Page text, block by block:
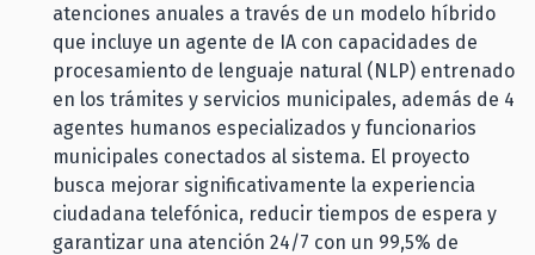
atenciones anuales a través de un modelo híbrido
que incluye un agente de IA con capacidades de
procesamiento de lenguaje natural (NLP) entrenado
en los trámites y servicios municipales, además de 4
agentes humanos especializados y funcionarios
municipales conectados al sistema. El proyecto
busca mejorar significativamente la experiencia
ciudadana telefónica, reducir tiempos de espera y
garantizar una atención 24/7 con un 99,5% de